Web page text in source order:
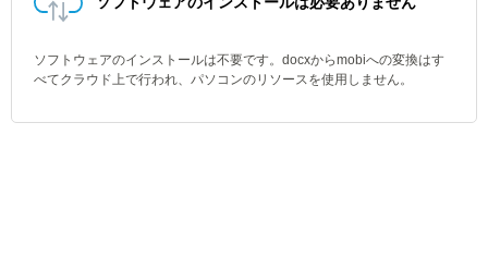
ソフトウェアのインストールは不要です。docxからmobiへの変換はす
べてクラウド上で行われ、パソコンのリソースを使用しません。